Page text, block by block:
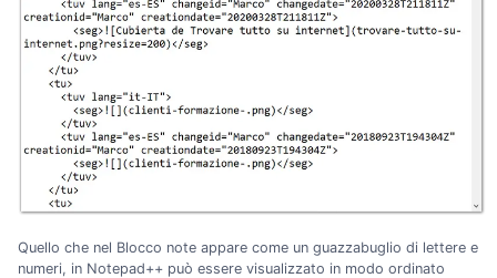
Quello che nel Blocco note appare come un guazzabuglio di lettere e
numeri, in Notepad++ può essere visualizzato in modo ordinato